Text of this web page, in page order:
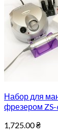
Набор для
фрезером ZS-
1,725.00₴